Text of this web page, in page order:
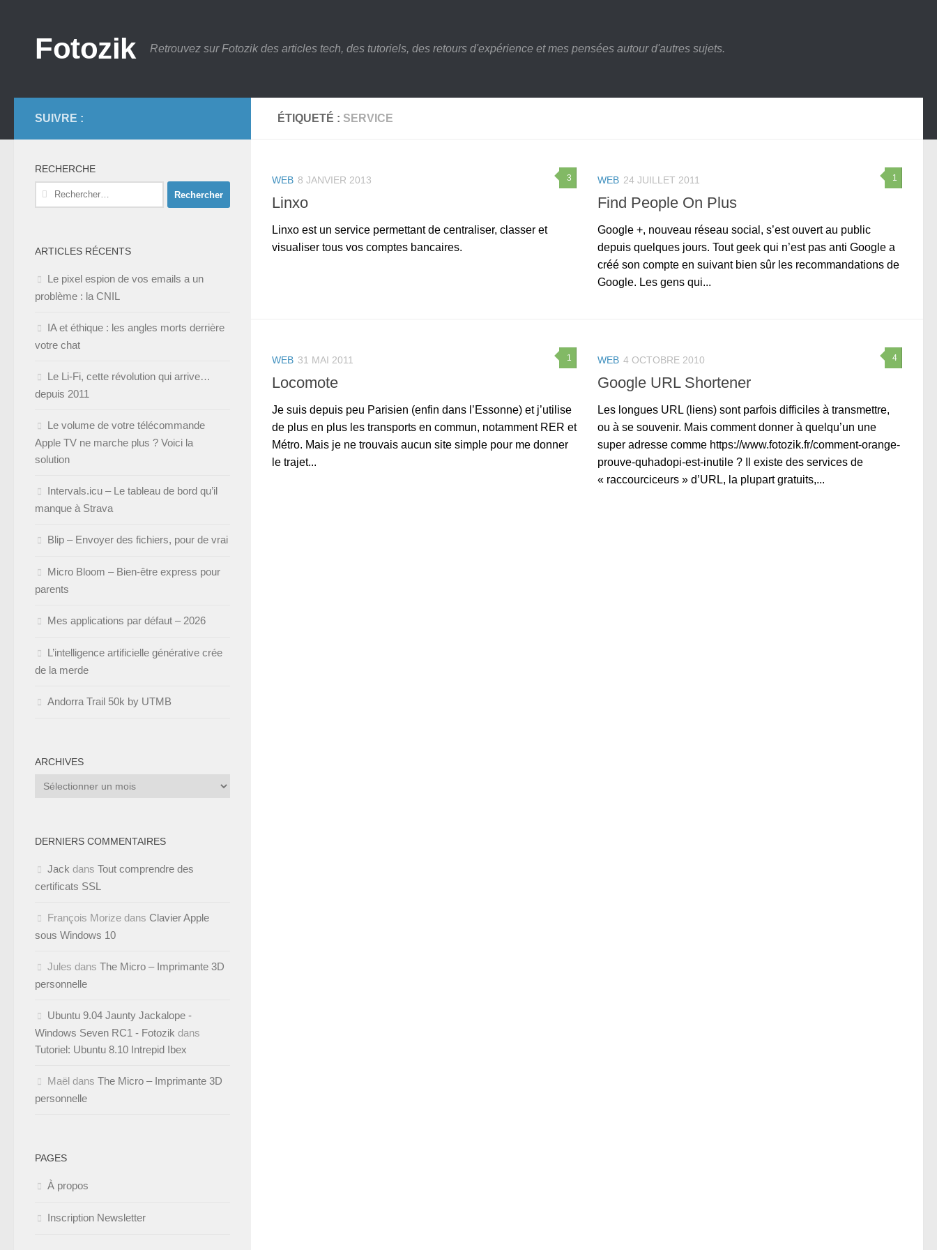
Fotozik Retrouvez sur Fotozik des articles tech, des tutoriels, des retours d'expérience et mes pensées autour d'autres sujets.
ÉTIQUETÉ : SERVICE
3
WEB 8 JANVIER 2013
Linxo
Linxo est un service permettant de centraliser, classer et
visualiser tous vos comptes bancaires.
1
WEB 24 JUILLET 2011
Find People On Plus
Google +, nouveau réseau social, s’est ouvert au public
depuis quelques jours. Tout geek qui n’est pas anti Google a
créé son compte en suivant bien sûr les recommandations de
Google. Les gens qui...
1
WEB 31 MAI 2011
Locomote
Je suis depuis peu Parisien (enfin dans l’Essonne) et j’utilise
de plus en plus les transports en commun, notamment RER et
Métro. Mais je ne trouvais aucun site simple pour me donner
le trajet...
4
WEB 4 OCTOBRE 2010
Google URL Shortener
Les longues URL (liens) sont parfois difficiles à transmettre,
ou à se souvenir. Mais comment donner à quelqu’un une
super adresse comme https://www.fotozik.fr/comment-orange-
prouve-quhadopi-est-inutile ? Il existe des services de
« raccourciceurs » d’URL, la plupart gratuits,...
SUIVRE :
RECHERCHE
Rechercher :
ARTICLES RÉCENTS
Le pixel espion de vos emails a un
problème : la CNIL
IA et éthique : les angles morts derrière
votre chat
Le Li-Fi, cette révolution qui arrive…
depuis 2011
Le volume de votre télécommande
Apple TV ne marche plus ? Voici la
solution
Intervals.icu – Le tableau de bord qu’il
manque à Strava
Blip – Envoyer des fichiers, pour de vrai
Micro Bloom – Bien-être express pour
parents
Mes applications par défaut – 2026
L’intelligence artificielle générative crée
de la merde
Andorra Trail 50k by UTMB
ARCHIVES
Archives
DERNIERS COMMENTAIRES
Jack dans Tout comprendre des
certificats SSL
François Morize dans Clavier Apple
sous Windows 10
Jules dans The Micro – Imprimante 3D
personnelle
Ubuntu 9.04 Jaunty Jackalope -
Windows Seven RC1 - Fotozik dans
Tutoriel: Ubuntu 8.10 Intrepid Ibex
Maël dans The Micro – Imprimante 3D
personnelle
PAGES
À propos
Inscription Newsletter